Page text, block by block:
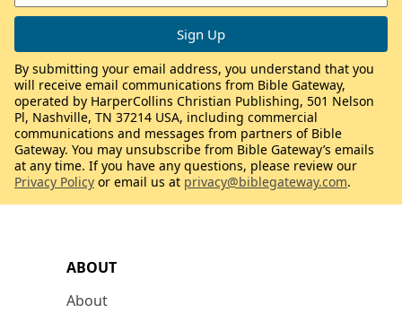
ABOUT
About
By submitting your email address, you understand that you
will receive email communications from Bible Gateway,
operated by HarperCollins Christian Publishing, 501 Nelson
Pl, Nashville, TN 37214 USA, including commercial
communications and messages from partners of Bible
Gateway. You may unsubscribe from Bible Gateway’s emails
at any time. If you have any questions, please review our
Privacy Policy or email us at privacy@biblegateway.com.